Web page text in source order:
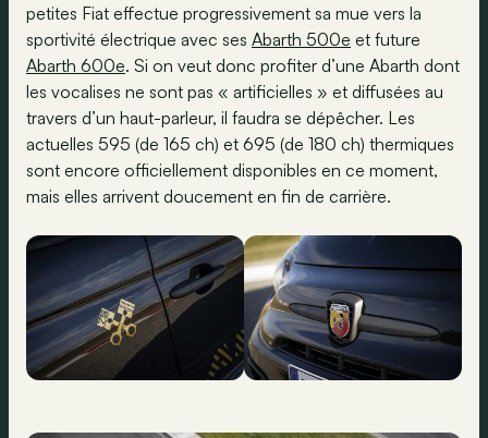
petites Fiat effectue progressivement sa mue vers la
sportivité électrique avec ses Abarth 500e et future
Abarth 600e. Si on veut donc profiter d’une Abarth dont
les vocalises ne sont pas « artificielles » et diffusées au
travers d’un haut-parleur, il faudra se dépêcher. Les
actuelles 595 (de 165 ch) et 695 (de 180 ch) thermiques
sont encore officiellement disponibles en ce moment,
mais elles arrivent doucement en fin de carrière.